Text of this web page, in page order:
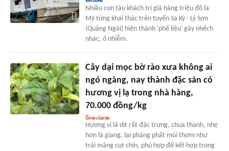
Nhiều con tàu khách trị giá hàng triệu đô la
Mỹ từng khai thác trên tuyến Sa Kỳ - Lý Sơn
(Quảng Ngãi) hiện thành 'phế liệu' gây nhếch
nhác, ô nhiễm.
Cây dại mọc bờ rào xưa không ai
ngó ngàng, nay thành đặc sản có
hương vị lạ trong nhà hàng,
70.000 đồng/kg
Hương vị lá dít rất đặc trưng, chua thanh, nhẹ
hơn lá giang, lại phảng phất mùi thơm như
trái măng cụt chín, phù hợp để kết hợp trong